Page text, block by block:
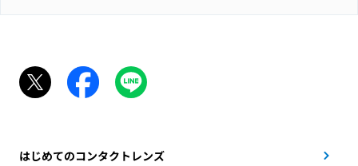
はじめてのコンタクトレンズ